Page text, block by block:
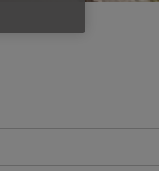
para encontrar ofertas.